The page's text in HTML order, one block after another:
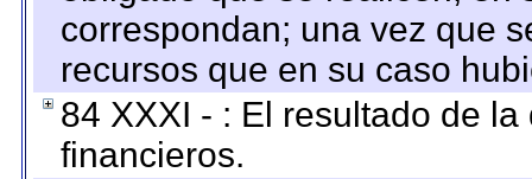
correspondan; una vez que
recursos que en su caso
84 XXXI - : El resultado de
financieros.